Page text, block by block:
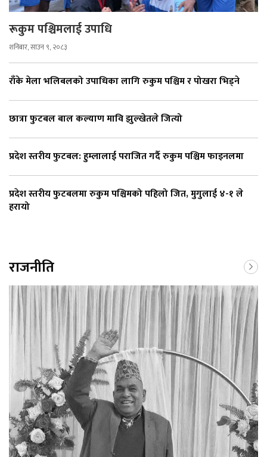
रूकुम पश्चिमलाई उपाधि
शनिबार, साउन ९, २०८३
राँके मेला भलिबलको उपाधिका लागि रुकुम पश्चिम र पोखरा भिड्ने
छात्रा फुटबल बाल कल्याण मावि झुल्खेतले जित्यो
प्रदेश स्तरीय फुटबल: हुम्लालाई पराजित गर्दै रुकुम पश्चिम फाइनलमा
प्रदेश स्तरीय फुटबलमा रुकुम पश्चिमको पहिलो जित, मुगुलाई ४-१ ले
हरायो
राजनीति